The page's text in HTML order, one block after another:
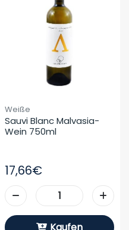
Weiße
Sauvi Blanc Malvasia-
Wein 750ml
17,66€